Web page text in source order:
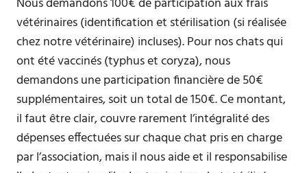
vétérinaires (identification et stérilisation (si réalisée
chez notre vétérinaire) incluses). Pour nos chats qui
ont été vaccinés (typhus et coryza), nous
demandons une participation financière de 50€
supplémentaires, soit un total de 150€. Ce montant,
il faut être clair, couvre rarement l’intégralité des
dépenses effectuées sur chaque chat pris en charge
par l’association, mais il nous aide et il responsabilise